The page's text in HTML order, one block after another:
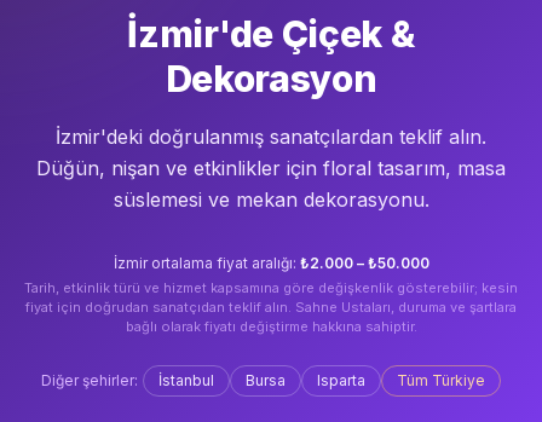
İzmir'de Çiçek &
Dekorasyon
İzmir'deki doğrulanmış sanatçılardan teklif alın.
Düğün, nişan ve etkinlikler için floral tasarım, masa
süslemesi ve mekan dekorasyonu.
İzmirortalama fiyat aralığı: ₺2.000 – ₺50.000
Tarih, etkinlik türü ve hizmet kapsamına göre değişkenlik gösterebilir; kesin
fiyat için doğrudan sanatçıdan teklif alın. Sahne Ustaları, duruma ve şartlara
bağlı olarak fiyatı değiştirme hakkına sahiptir.
Diğer şehirler: İstanbul Bursa Isparta Tüm Türkiye